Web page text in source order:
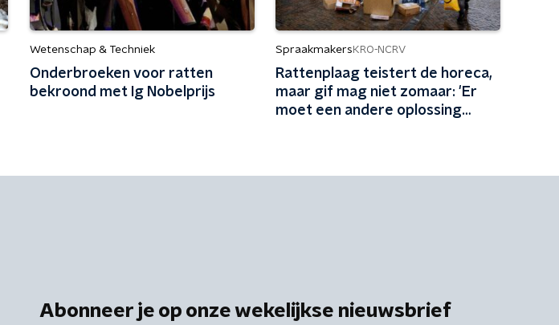
Wetenschap & Techniek
Onderbroeken voor ratten
bekroond met Ig Nobelprijs
Spraakmakers KRO-NCRV
Rattenplaag teistert de horeca,
maar gif mag niet zomaar: 'Er
moet een andere oplossing
Abonneer je op onze wekelijkse nieuwsbrief